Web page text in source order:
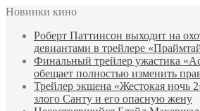
Новинки кино
Роберт Паттинсон выходит на
девиантами в трейлере
Финальный трейлер ужастика
обещает полностью изменить
Трейлер экшена «Жестокая ночь
злого Санту и его опасную жену